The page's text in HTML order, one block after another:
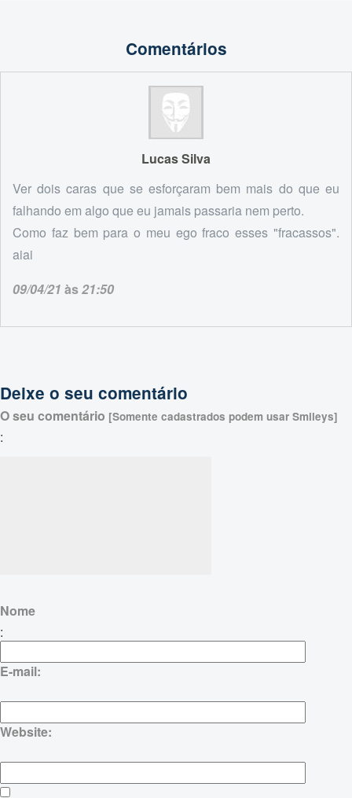
Comentários
Lucas Silva
Ver dois caras que se esforçaram bem mais do que eu
falhando em algo que eu jamais passaria nem perto.
Como faz bem para o meu ego fraco esses "fracassos".
aiai
09/04/21 às21:50
Deixe o seu comentário
O seu comentário [Somente cadastrados podem usar Smileys]
:
Nome
:
E-mail:
Website: